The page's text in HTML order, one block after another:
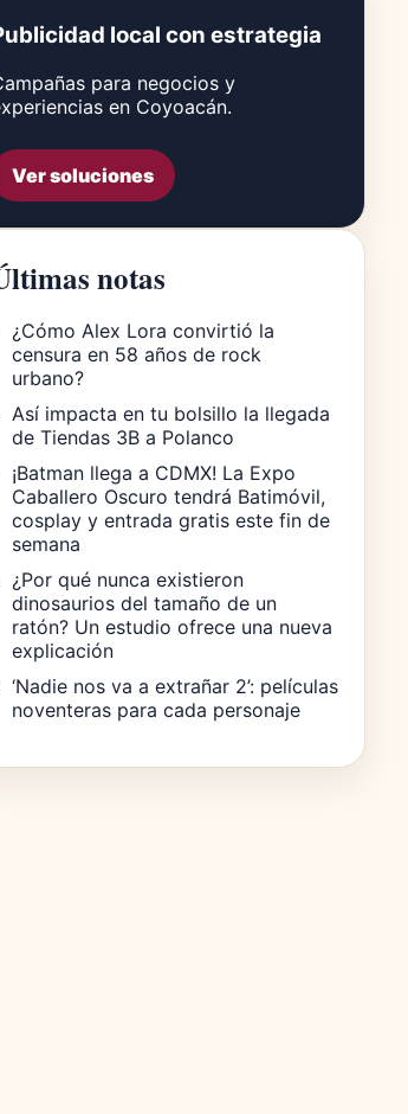
local con estrategia
para negocios y
en Coyoacán.
Ver soluciones
notas
¿Cómo Alex Lora convirtió la
censura en 58 años de rock
urbano?
Así impacta en tu bolsillo la llegada
de Tiendas 3B a Polanco
¡Batman llega a CDMX! La Expo
Caballero Oscuro tendrá Batimóvil,
cosplay y entrada gratis este fin de
semana
¿Por qué nunca existieron
dinosaurios del tamaño de un
ratón? Un estudio ofrece una nueva
explicación
‘Nadie nos va a extrañar 2’: películas
noventeras para cada personaje